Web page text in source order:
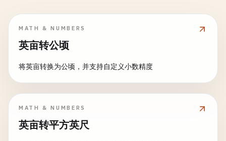
MATH & NUMBERS
英亩转公顷
将英亩转换为公顷，并支持自定义小数精度
MATH & NUMBERS
英亩转平方英尺